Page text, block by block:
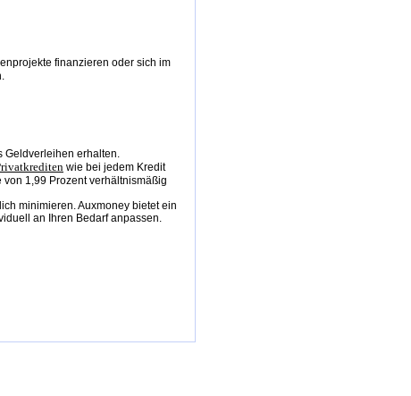
finanzieren oder sich im
Geldverleihen erhalten.
wie bei jedem Kredit
1,99 Prozent verhältnismäßig
minimieren. Auxmoney bietet ein
an Ihren Bedarf anpassen.